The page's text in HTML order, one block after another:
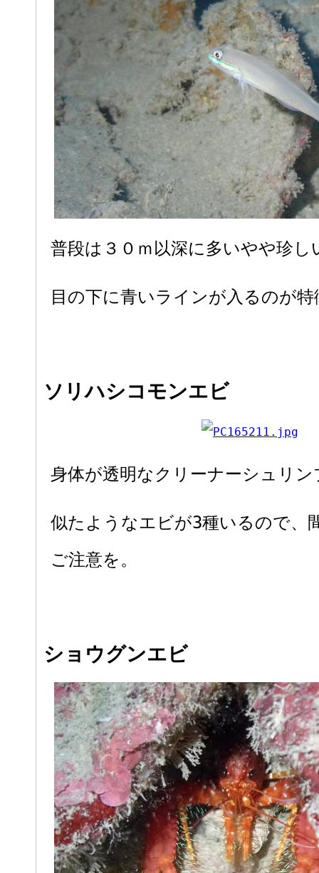
普段は３０ｍ以深に多いやや珍し
目の下に青いラインが入るのが
ソリハシコモンエビ
身体が透明なクリーナーシュリン
似たようなエビが3種いるので、
ご注意を。
ショウグンエビ